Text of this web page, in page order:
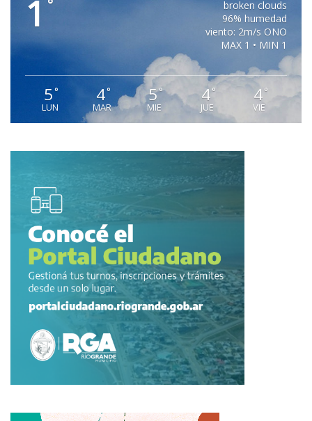
1 °
broken clouds
96% humedad
viento: 2m/s ONO
MAX 1 • MIN 1
5°
LUN
4°
MAR
5°
MIE
4°
JUE
4°
VIE